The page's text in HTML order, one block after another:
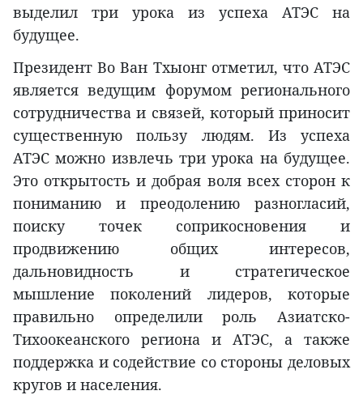
выделил три урока из успеха АТЭС на
будущее.
Президент Во Ван Тхыонг отметил, что АТЭС
является ведущим форумом регионального
сотрудничества и связей, который приносит
существенную пользу людям. Из успеха
АТЭС можно извлечь три урока на будущее.
Это открытость и добрая воля всех сторон к
пониманию и преодолению разногласий,
поиску точек соприкосновения и
продвижению общих интересов,
дальновидность и стратегическое
мышление поколений лидеров, которые
правильно определили роль Азиатско-
Тихоокеанского региона и АТЭС, а также
поддержка и содействие со стороны деловых
кругов и населения.